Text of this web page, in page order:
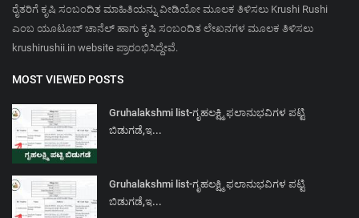
ರೈತರಿಗೆ ಕೃಷಿ ಸಂಬಂದಿತ ಮಾಹಿತಿಯನ್ನು ವೀಡಿಯೋ ಮೂಲಕ ತಿಳಿಸಲು Krushi Rushi
ಎಂಬ ಯೂಟೂಬ್ ಚಾನೆಲ್ ಹಾಗು ಕೃಷಿ ಸಂಬಂದಿತ ಲೇಖನಗಳ ಮೂಲಕ ತಿಳಿಸಲು
krushirushii.in website ಪ್ರಾರಂಭಿಸಿದ್ದೇವೆ.
MOST VIEWED POSTS
Gruhalakshmi list-ಗೃಹಲಕ್ಷ್ಮಿ ಫಲಾನುಭವಿಗಳ ಪಟ್ಟಿ
ಬಿಡುಗಡೆ,ಇ...
Gruhalakshmi list-ಗೃಹಲಕ್ಷ್ಮಿ ಫಲಾನುಭವಿಗಳ ಪಟ್ಟಿ
ಬಿಡುಗಡೆ,ಇ...